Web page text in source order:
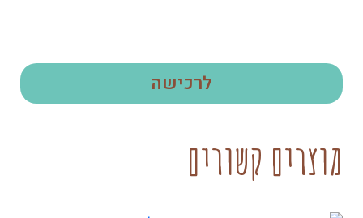
לרכישה
מוצרים קשורים